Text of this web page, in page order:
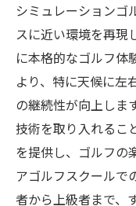
シミュレーションゴ
スに近い環境を再現
に本格的なゴルフ体
より、特に天候に左
の継続性が向上しま
技術を取り入れるこ
を提供し、ゴルフの
アゴルフスクールで
者から上級者まで、